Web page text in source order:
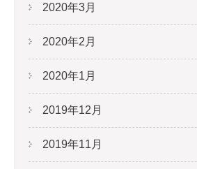
2020年3月
2020年2月
2020年1月
2019年12月
2019年11月